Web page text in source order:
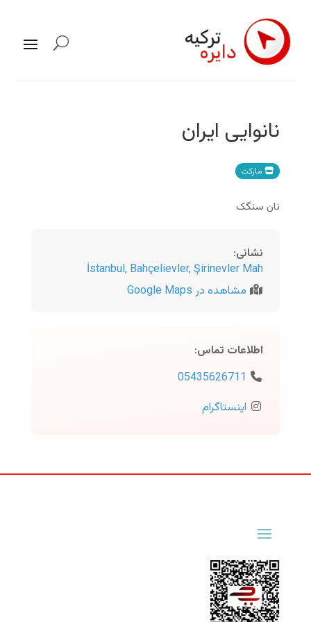
نانوایی ایران
مارکت
نان سنگک
نشانی:
İstanbul, Bahçelievler, Şirinevler Mah
مشاهده در Google Maps
اطلاعات تماس:
05435626711
اینستاگرام